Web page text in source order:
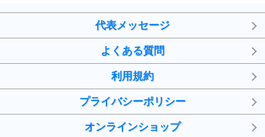
代表メッセージ
よくある質問
利用規約
プライバシーポリシー
オンラインショップ